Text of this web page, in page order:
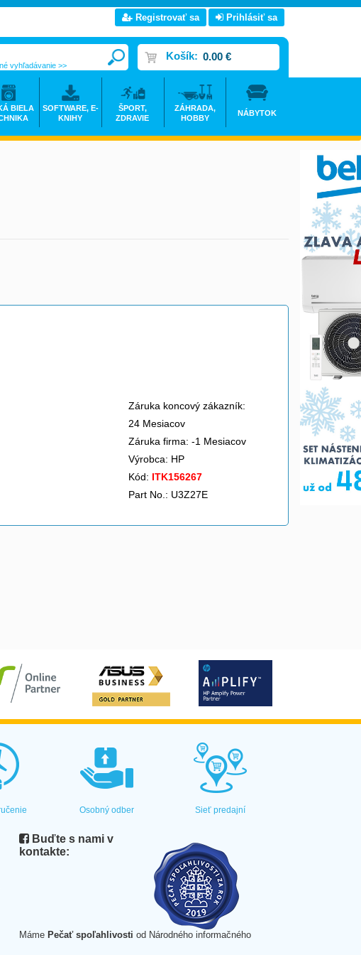
Záruka koncový zákazník:
24 Mesiacov
Záruka firma: -1 Mesiacov
Výrobca: HP
Kód: ITK156267
Part No.: U3Z27E
Registrovať sa Prihlásiť sa
Košík: 0.00 €
vyhľadávanie >>
BIELA
SOFTWARE, E-
KNIHY
ŠPORT,
ZDRAVIE
ZÁHRADA,
HOBBY
NÁBYTOK
Osobný odber Sieť predajní
Buďte s nami v
kontakte:
Máme Pečať spoľahlivosti od Národného informačného